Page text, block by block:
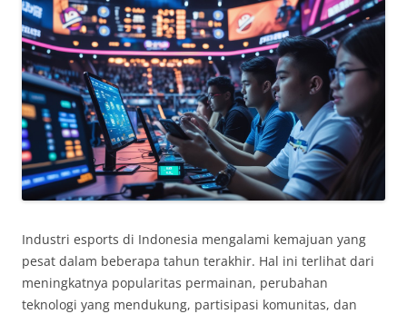
Industri esports di Indonesia mengalami kemajuan yang
pesat dalam beberapa tahun terakhir. Hal ini terlihat dari
meningkatnya popularitas permainan, perubahan
teknologi yang mendukung, partisipasi komunitas, dan